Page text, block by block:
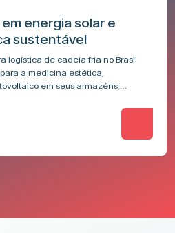
energia solar e
sustentável
logística de cadeia fria no Brasil
a medicina estética,
em seus armazéns,